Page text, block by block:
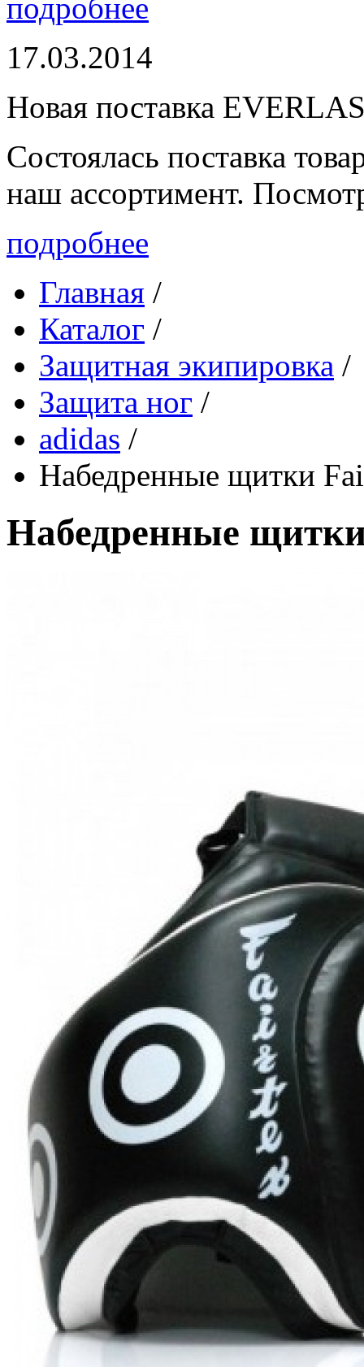
подробнее
17.03.2014
Новая поставка
Состоялась поставка
наш ассортимент.
подробнее
Главная /
Каталог /
Защитная экипировка /
Защита ног /
adidas /
Набедренные щитки
Набедренные